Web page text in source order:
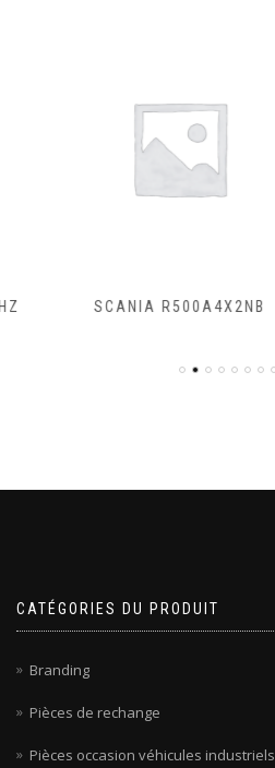
SCANIA R500A4X2NB
CATÉGORIES DU PRODUIT
Branding
Pièces de rechange
Pièces occasion véhicules industriels